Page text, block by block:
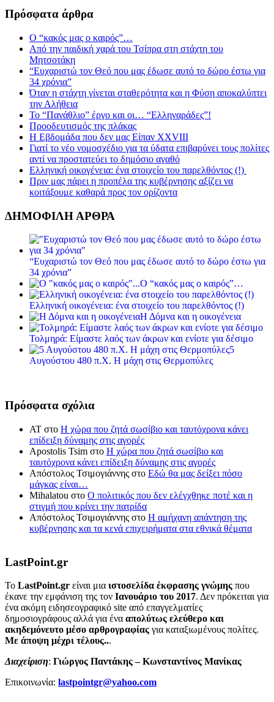
Πρόσφατα άρθρα
Ο “κακός μας ο καιρός”…
Από την παιδική χαρά του Τσίπρα στη στάχτη του
Μητσοτάκη
“Ευχαριστώ τον Θεό που μας έδωσε αυτό το δώρο έστω για
34 χρόνια”
Όταν η στάχτη γίνεται σταθερότητα και η Φύση αποκαλύπτει
την Αλήθεια
Το “Πανάθλιο” έργο και οι… “Ελληναράδες”!
Προοδευτισμός της πλάκας
Η Εβδομάδα που δεν μας Είπαν XXVIII
Γιατί το νέο νομοσχέδιο για τα ύδατα επιβαρύνει τους πολίτες
αντί να προστατεύει το δημόσιο αγαθό
Ελληνική οικογένεια: ένα στοιχείο του παρελθόντος (!)
Πριν μας πάρει η προπέλα της κυβέρνησης αξίζει να
κοιτάξουμε καθαρά προς τον ορίζοντα
ΔΗΜΟΦΙΛΗ ΑΡΘΡΑ
“Ευχαριστώ τον Θεό που μας έδωσε αυτό το δώρο έστω για
34 χρόνια”
Ο “κακός μας ο καιρός”…
Ελληνική οικογένεια: ένα στοιχείο του παρελθόντος (!)
Η Δόμνα και η οικογένεια
Τολμηρά: Είμαστε λαός των άκρων και ενίοτε για δέσιμο
5
Αυγούστου 480 π.Χ. Η μάχη στις Θερμοπύλες
Πρόσφατα σχόλια
ΑΤ στο Η χώρα που ζητά σωσίβιο και ταυτόχρονα κάνει
επίδειξη δύναμης στις αγορές
Apostolis Tsim στο Η χώρα που ζητά σωσίβιο και
ταυτόχρονα κάνει επίδειξη δύναμης στις αγορές
Απόστολος Τσιμογιάννης στο Εδώ θα μας δείξει πόσο
μάγκας είναι…
Mihalatou στο Ο πολιτικός που δεν ελέγχθηκε ποτέ και η
στιγμή που κρίνει την πατρίδα
Απόστολος Τσιμογιάννης στο Η αμήχανη απάντηση της
κυβέρνησης και τα κενά επιχειρήματα στα εθνικά θέματα
LastPoint.gr
To LastPoint.gr είναι μια ιστοσελίδα έκφρασης γνώμης που
έκανε την εμφάνιση της τον Ιανουάριο του 2017. Δεν πρόκειται για
ένα ακόμη ειδησεογραφικό site από επαγγελματίες
δημοσιογράφους αλλά για ένα απολύτως ελεύθερο και
ακηδεμόνευτο μέσο αρθρογραφίας για καταξιωμένους πολίτες.
Με άποψη μέχρι τέλους...
Διαχείριση: Γιώργος Παντάκης – Κωνσταντίνος Μανίκας
Επικοινωνία: lastpointgr@yahoo.com